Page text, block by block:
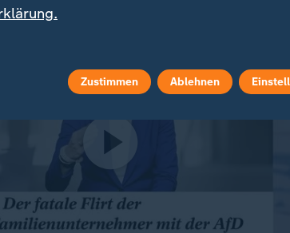
Zustimmen Ablehnen